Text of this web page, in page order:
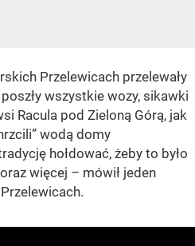
Przelewicach przelewały
wszystkie wozy, sikawki
Racula pod Zieloną Górą, jak
wodą domy
hołdować, żeby to było
więcej – mówił jeden